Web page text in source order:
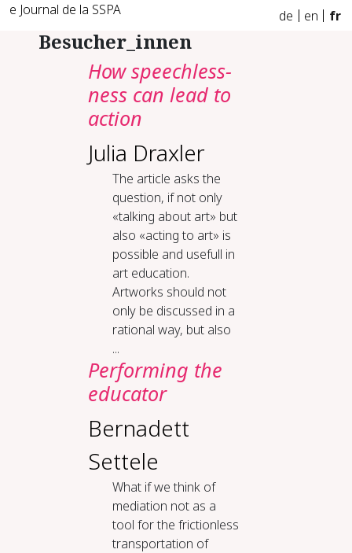
e Journal de la SSPA de en fr
Besucher_innen
How speech­less­
ness can lead to
ac­tion
Julia Draxler
The article asks the
question, if not only
«talking about art» but
also «acting to art» is
possible and usefull in
art education.
Artworks should not
only be discussed in a
rational way, but also
...
Per­form­ing the
ed­u­ca­tor
Bernadett
Settele
What if we think of
mediation not as a
tool for the frictionless
transportation of